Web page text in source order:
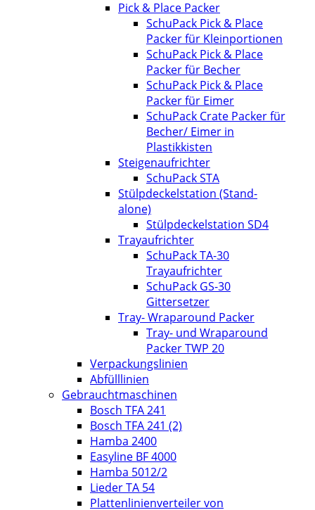
Pick & Place Packer
SchuPack Pick & Place
Packer für Kleinportionen
SchuPack Pick & Place
Packer für Becher
SchuPack Pick & Place
Packer für Eimer
SchuPack Crate Packer für
Becher/ Eimer in
Plastikkisten
Steigenaufrichter
SchuPack STA
Stülpdeckelstation (Stand-
alone)
Stülpdeckelstation SD4
Trayaufrichter
SchuPack TA-30
Trayaufrichter
SchuPack GS-30
Gittersetzer
Tray- Wraparound Packer
Tray- und Wraparound
Packer TWP 20
Verpackungslinien
Abfülllinien
Gebrauchtmaschinen
Bosch TFA 241
Bosch TFA 241 (2)
Hamba 2400
Easyline BF 4000
Hamba 5012/2
Lieder TA 54
Plattenlinienverteiler von